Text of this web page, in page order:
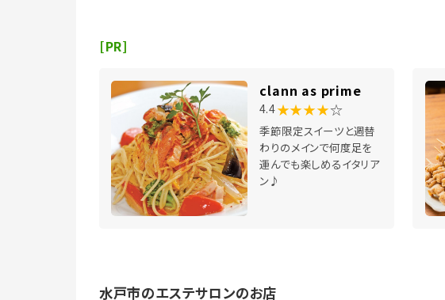
[PR]
clann as prime
4.4★★★★☆
季節限定スイーツと週替
わりのメインで何度足を
運んでも楽しめるイタリア
ン♪
水戸市のエステサロンのお店